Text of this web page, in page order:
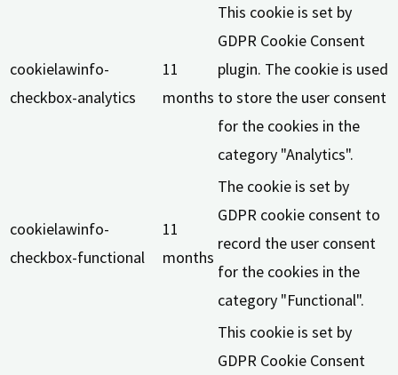
cookielawinfo-
checkbox-analytics
11
months
This cookie is set by
GDPR Cookie Consent
plugin. The cookie is used
to store the user consent
for the cookies in the
category "Analytics".
cookielawinfo-
checkbox-functional
11
months
The cookie is set by
GDPR cookie consent to
record the user consent
for the cookies in the
category "Functional".
This cookie is set by
GDPR Cookie Consent